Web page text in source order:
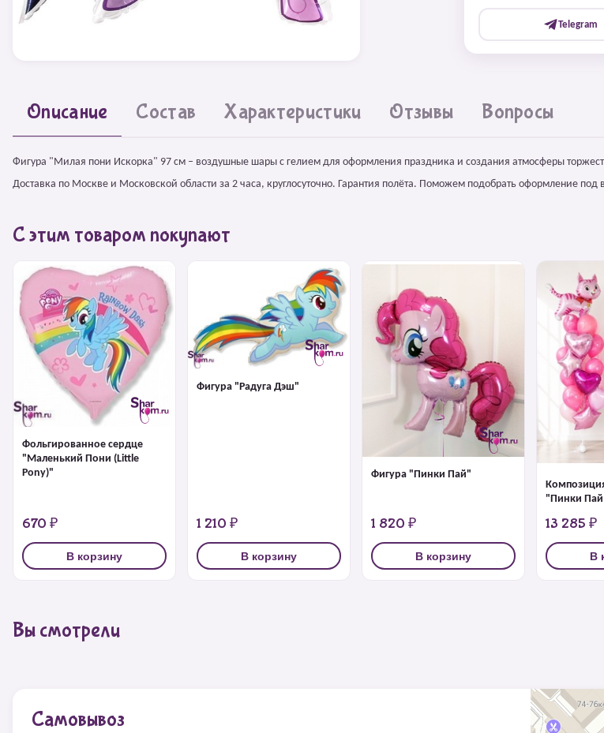
Telegram
Описание Состав Характеристики Отзывы Вопросы
Фигура "Милая пони Искорка" 97 см – воздушные шары с гелием для оформления праздника и создания атмосферы
Доставка по Москве и Московской области за 2 часа, круглосуточно. Гарантия полёта. Поможем подобрать оформление под
С этим товаром покупают
Фольгированное сердце
"Маленький Пони (Little
Pony)"
670 ₽
В корзину
Фигура "Радуга Дэш"
1 210 ₽
В корзину
Фигура "Пинки Пай"
1 820 ₽
В корзину
"Пинки
13 285 ₽
В
Вы смотрели
Самовывоз